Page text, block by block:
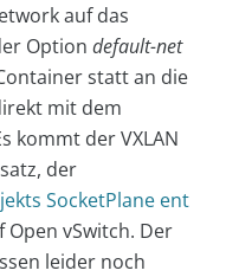
auf das
Option default-net
statt an die
mit dem
kommt der VXLAN
der
SocketPlane ent
vSwitch. Der
leider noch